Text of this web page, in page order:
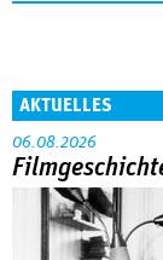
AKTUELLES
06.08.2026